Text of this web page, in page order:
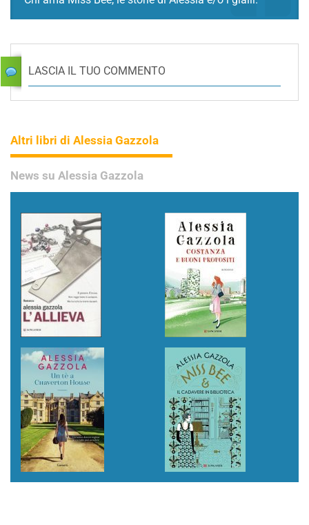
LASCIA IL TUO COMMENTO
Altri libri di Alessia Gazzola
News su Alessia Gazzola